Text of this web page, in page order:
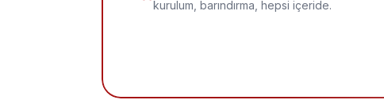
kurulum, barındırma, hepsi içeride.